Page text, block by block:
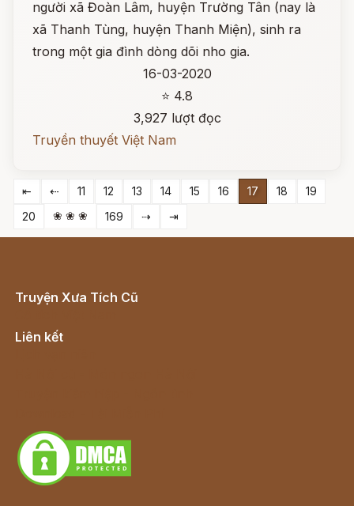
người xã Đoàn Lâm, huyện Trường Tân (nay là
xã Thanh Tùng, huyện Thanh Miện), sinh ra
trong một gia đình dòng dõi nho gia.
16-03-2020
⭐ 4.8
3,927 lượt đọc
Truyền thuyết Việt Nam
⇤ ⇠ 11 12 13 14 15 16 17 18
19
20
❀ ❀ ❀ 169 ⇢ ⇥
Truyện Xưa Tích Cũ
Liên kết